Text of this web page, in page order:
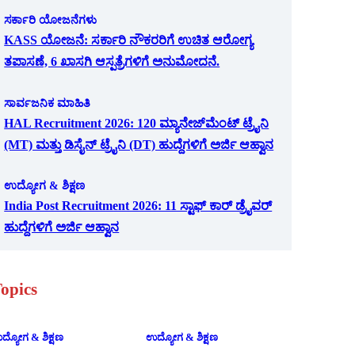
ಸರ್ಕಾರಿ ಯೋಜನೆಗಳು
KASS ಯೋಜನೆ: ಸರ್ಕಾರಿ ನೌಕರರಿಗೆ ಉಚಿತ ಆರೋಗ್ಯ
ತಪಾಸಣೆ, 6 ಖಾಸಗಿ ಆಸ್ಪತ್ರೆಗಳಿಗೆ ಅನುಮೋದನೆ.
ಸಾರ್ವಜನಿಕ ಮಾಹಿತಿ
HAL Recruitment 2026: 120 ಮ್ಯಾನೇಜ್‌ಮೆಂಟ್ ಟ್ರೈನಿ
(MT) ಮತ್ತು ಡಿಸೈನ್ ಟ್ರೈನಿ (DT) ಹುದ್ದೆಗಳಿಗೆ ಅರ್ಜಿ ಆಹ್ವಾನ
ಉದ್ಯೋಗ & ಶಿಕ್ಷಣ
India Post Recruitment 2026: 11 ಸ್ಟಾಫ್ ಕಾರ್ ಡ್ರೈವರ್
ಹುದ್ದೆಗಳಿಗೆ ಅರ್ಜಿ ಆಹ್ವಾನ
& ಶಿಕ್ಷಣ ಉದ್ಯೋಗ & ಶಿಕ್ಷಣ